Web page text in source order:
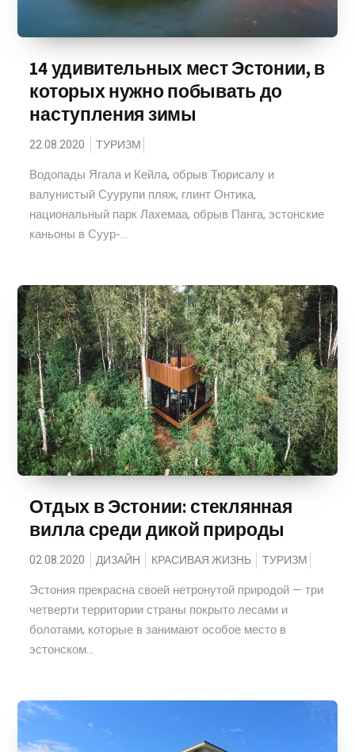
14 удивительных мест Эстонии, в
которых нужно побывать до
наступления зимы
22.08.2020 ТУРИЗМ
Водопады Ягала и Кейла, обрыв Тюрисалу и
валунистый Суурупи пляж, глинт Онтика,
национальный парк Лахемаа, обрыв Панга, эстонские
каньоны в Суур-...
Отдых в Эстонии: стеклянная
вилла среди дикой природы
02.08.2020 ДИЗАЙН КРАСИВАЯ ЖИЗНЬ ТУРИЗМ
Эстония прекрасна своей нетронутой природой — три
четверти территории страны покрыто лесами и
болотами, которые в занимают особое место в
эстонском...